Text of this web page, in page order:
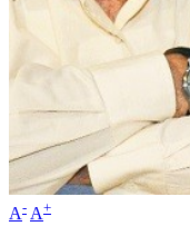
A- A+